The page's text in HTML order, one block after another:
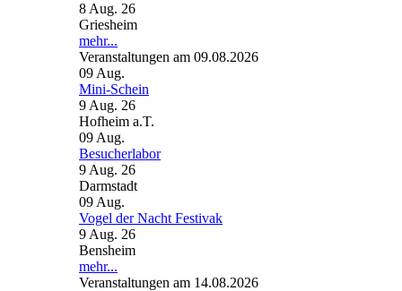
8 Aug. 26
Griesheim
mehr...
Veranstaltungen am 09.08.2026
09 Aug.
Mini-Schein
9 Aug. 26
Hofheim a.T.
09 Aug.
Besucherlabor
9 Aug. 26
Darmstadt
09 Aug.
Vogel der Nacht Festivak
9 Aug. 26
Bensheim
mehr...
Veranstaltungen am 14.08.2026